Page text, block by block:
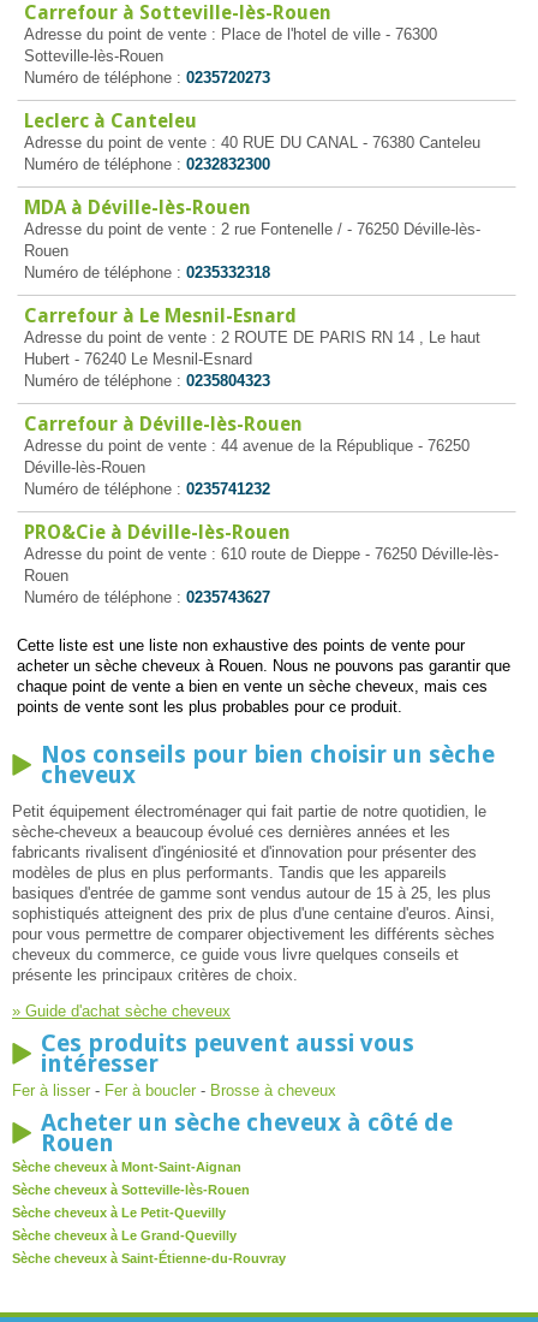
Carrefour à Sotteville-lès-Rouen
Adresse du point de vente : Place de l'hotel de ville - 76300
Sotteville-lès-Rouen
Numéro de téléphone : 0235720273
Leclerc à Canteleu
Adresse du point de vente : 40 RUE DU CANAL - 76380 Canteleu
Numéro de téléphone : 0232832300
MDA à Déville-lès-Rouen
Adresse du point de vente : 2 rue Fontenelle / - 76250 Déville-lès-
Rouen
Numéro de téléphone : 0235332318
Carrefour à Le Mesnil-Esnard
Adresse du point de vente : 2 ROUTE DE PARIS RN 14 , Le haut
Hubert - 76240 Le Mesnil-Esnard
Numéro de téléphone : 0235804323
Carrefour à Déville-lès-Rouen
Adresse du point de vente : 44 avenue de la République - 76250
Déville-lès-Rouen
Numéro de téléphone : 0235741232
PRO&Cie à Déville-lès-Rouen
Adresse du point de vente : 610 route de Dieppe - 76250 Déville-lès-
Rouen
Numéro de téléphone : 0235743627
Cette liste est une liste non exhaustive des points de vente pour
acheter un sèche cheveux à Rouen. Nous ne pouvons pas garantir que
chaque point de vente a bien en vente un sèche cheveux, mais ces
points de vente sont les plus probables pour ce produit.
Nos conseils pour bien choisir un sèche
cheveux
Petit équipement électroménager qui fait partie de notre quotidien, le
sèche-cheveux a beaucoup évolué ces dernières années et les
fabricants rivalisent d'ingéniosité et d'innovation pour présenter des
modèles de plus en plus performants. Tandis que les appareils
basiques d'entrée de gamme sont vendus autour de 15 à 25, les plus
sophistiqués atteignent des prix de plus d'une centaine d'euros. Ainsi,
pour vous permettre de comparer objectivement les différents sèches
cheveux du commerce, ce guide vous livre quelques conseils et
présente les principaux critères de choix.
» Guide d'achat sèche cheveux
Ces produits peuvent aussi vous
intéresser
Fer à lisser - Fer à boucler - Brosse à cheveux
Acheter un sèche cheveux à côté de
Rouen
Sèche cheveux à Mont-Saint-Aignan
Sèche cheveux à Sotteville-lès-Rouen
Sèche cheveux à Le Petit-Quevilly
Sèche cheveux à Le Grand-Quevilly
Sèche cheveux à Saint-Étienne-du-Rouvray